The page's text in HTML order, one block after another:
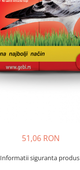
51,06 RON
Informatii siguranta produs